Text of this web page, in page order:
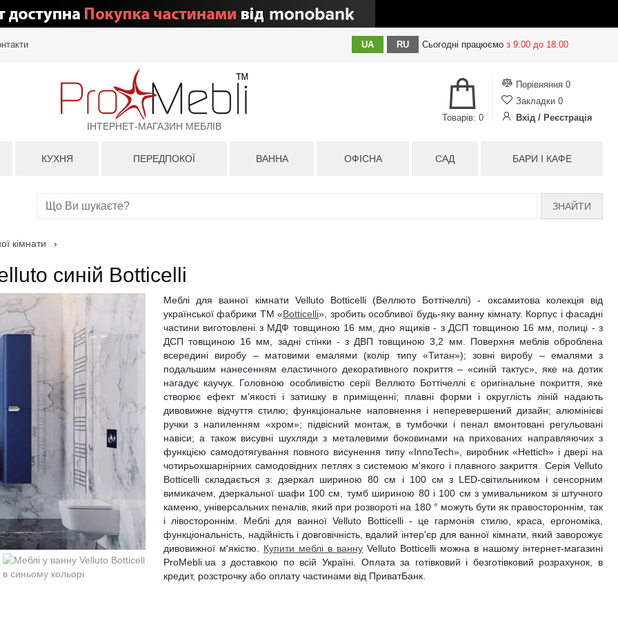
UA RU Сьогодні працюємо з 9:00 до 18:00
ІНТЕРНЕТ-МАГАЗИН МЕБЛІВ
Порівняння 0
Закладки 0
Вхід / Реєстрація
Товарів: 0
КУХНЯ ПЕРЕДПОКОЇ ВАННА ОФІСНА САД БАРИ І КАФЕ
ЗНАЙТИ
кімнати ›
синій Botticelli
Меблі для ванної кімнати Velluto Botticelli (Веллюто Боттічеллі) - оксамитова колекція від
української фабрики ТМ «Botticelli», зробить особливої ​​будь-яку ванну кімнату. Корпус і фасадні
частини виготовлені з МДФ товщиною 16 мм, дно ящиків - з ДСП товщиною 16 мм, полиці - з
ДСП товщиною 16 мм, задні стінки - з ДВП товщиною 3,2 мм. Поверхня меблів оброблена
всередині виробу – матовими емалями (колір типу «Титан»); зовні виробу – емалями з
подальшим нанесенням еластичного декоративного покриття – «синій тактус», яке на дотик
нагадує каучук. Головною особливістю серії Веллюто Боттічеллі є оригінальне покриття, яке
створює ефект м'якості і затишку в приміщенні; плавні форми і округлість ліній надають
дивовижне відчуття стилю; функціональне наповнення і неперевершений дизайн; алюмінієві
ручки з напиленням «хром»; підвісний монтаж, в тумбочки і пенал вмонтовані регульовані
навіси; а також висувні шухляди з металевими боковинами на прихованих направляючих з
функцією самодотягування повного висунення типу «InnoTech», виробник «Hettich» і двері на
чотирьохшарнірних самодовідних петлях з системою м'якого і плавного закриття. Серія Velluto
Botticelli складається з: дзеркал шириною 80 см і 100 см з LED-світильником і сенсорним
вимикачем, дзеркальної шафи 100 см, тумб шириною 80 і 100 см з умивальником зі штучного
каменю, універсальних пеналів, який при розвороті на 180 ° можуть бути як правостороннім, так
і лівостороннім. Меблі для ванної Velluto Botticelli - це гармонія стилю, краса, ергономіка,
функціональність, надійність і довговічність, вдалий інтер'єр для ванної кімнати, який заворожує
дивовижної м'якістю. Купити меблі в ванну Velluto Botticelli можна в нашому інтернет-магазині
ProMebli.ua з доставкою по всій Україні. Оплата за готівковий і безготівковий розрахунок, в
кредит, розстрочку або оплату частинами від ПриватБанк.